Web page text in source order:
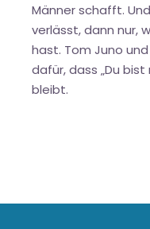
Männer schafft.
verlässt, dann nur,
hast. Tom Juno
dafür, dass „Du
bleibt.